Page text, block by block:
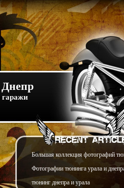
гаражи
Большая коллекция фотографий
Фотографии тюнинга урала и
тюнинг днепра и урала